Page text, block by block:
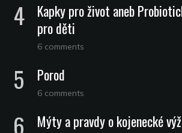
Kapky pro život aneb
pro děti
6 comments
Porod
6 comments
Mýty a pravdy o kojenecké